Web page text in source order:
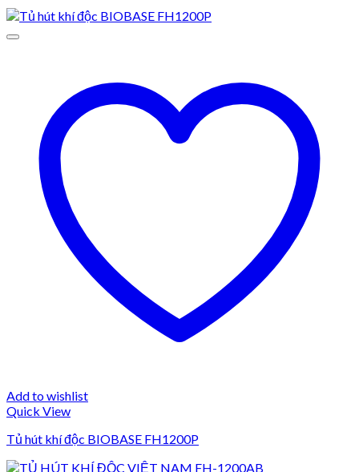
Add to wishlist
Quick View
Tủ hút khí độc BIOBASE FH1200P